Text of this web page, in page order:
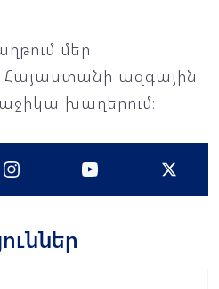
մեր
Հայաստանի ազգային
խաղերում։